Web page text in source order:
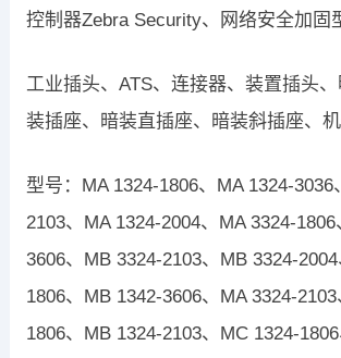
控制器Zebra Security、网络安全加固
工业插头、ATS、连接器、装置插头
装插座、暗装直插座、暗装斜插座、
型号：MA 1324-1806、MA 1324-3036
2103、MA 1324-2004、MA 3324-1806
3606、MB 3324-2103、MB 3324-
1806、MB 1342-3606、MA 3324-
1806、MB 1324-2103、MC 1324-